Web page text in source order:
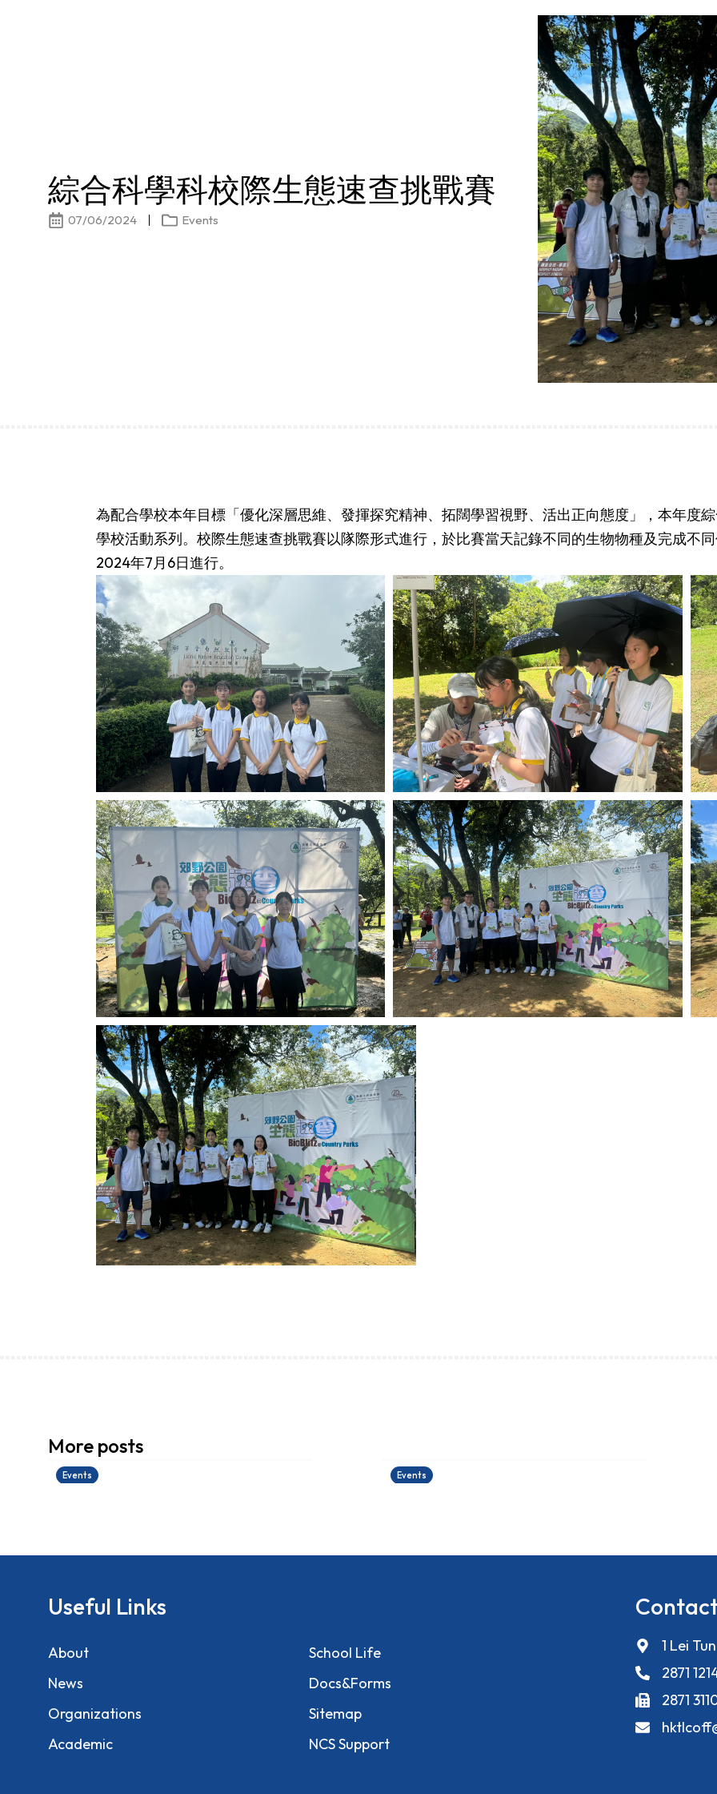
綜合科學科校際生態速查挑戰賽
07/06/2024 Events
為配合學校本年目標「優化深層思維、發揮探究精神、拓闊學習視野、活出正向態度」，本年度
學校活動系列。校際生態速查挑戰賽以隊際形式進行，於比賽當天記錄不同的生物物種及完成不
2024年7月6日進行。
More posts
Events
28/06/2026
Events
Useful Links
About
News
Organizations
Academic
School Life
Docs&Forms
Sitemap
NCS Support
1 Lei
2871
2871